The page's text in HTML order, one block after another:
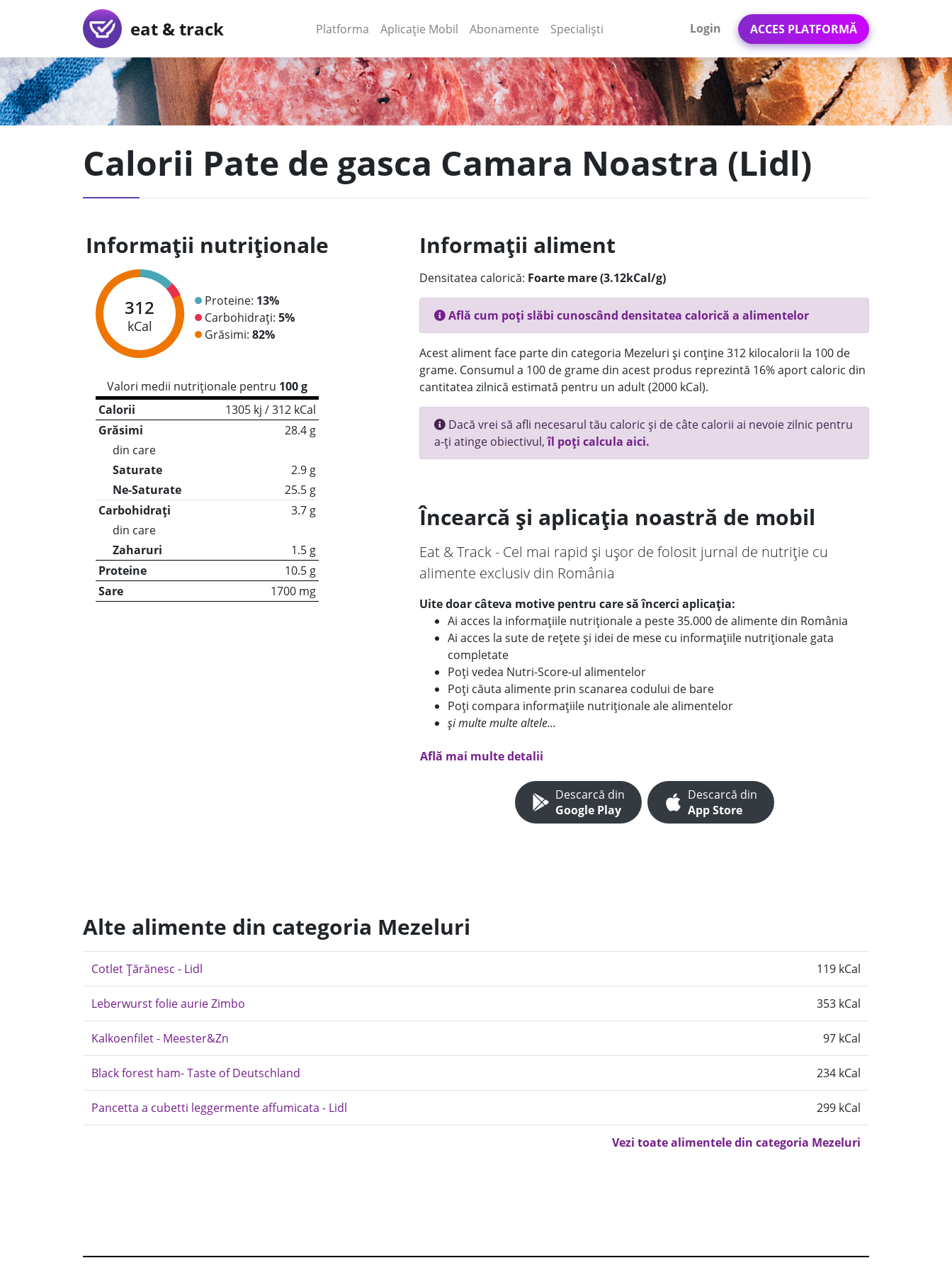
eat & track Platforma (current)
Aplicație Mobil (current)
Abonamente Specialiști Login ACCES PLATFORMĂ
Calorii Pate de gasca Camara Noastra (Lidl)
Informații nutriționale
312
kCal
Proteine: 13%
Carbohidrați: 5%
Grăsimi: 82%
Valori medii nutriționale pentru 100 g
Calorii
1305 kj / 312 kCal
Grăsimi
28.4 g
din care
Saturate
2.9 g
Ne-Saturate
25.5 g
Carbohidrați
3.7 g
din care
Zaharuri
1.5 g
Proteine
10.5 g
Sare
1700 mg
Informații aliment
Densitatea calorică: Foarte mare (3.12kCal/g)
Află cum poți slăbi cunoscând densitatea calorică a alimentelor
Acest aliment face parte din categoria Mezeluri și conține 312 kilocalorii la 100 de
grame. Consumul a 100 de grame din acest produs reprezintă 16% aport caloric din
cantitatea zilnică estimată pentru un adult (2000 kCal).
Dacă vrei să afli necesarul tău caloric și de câte calorii ai nevoie zilnic pentru
a-ți atinge obiectivul,îl poți calcula aici.
Încearcă și aplicația noastră de mobil
Eat & Track - Cel mai rapid și ușor de folosit jurnal de nutriție cu
alimente exclusiv din România
Uite doar câteva motive pentru care să încerci aplicația:
Ai acces la informațiile nutriționale a peste 35.000 de alimente din România
Ai acces la sute de rețete și idei de mese cu informațiile nutriționale gata
completate
Poți vedea Nutri-Score-ul alimentelor
Poți căuta alimente prin scanarea codului de bare
Poți compara informațiile nutriționale ale alimentelor
și multe multe altele...
Află mai multe detalii
Descarcă din
Google Play
Descarcă din
App Store
Alte alimente din categoria Mezeluri
Cotlet Țărănesc - Lidl 119 kCal
Leberwurst folie aurie Zimbo 353 kCal
Kalkoenfilet - Meester&Zn 97 kCal
Black forest ham- Taste of Deutschland 234 kCal
Pancetta a cubetti leggermente affumicata - Lidl 299 kCal
Vezi toate alimentele din categoria Mezeluri